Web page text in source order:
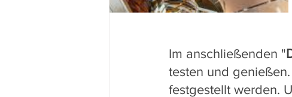
Im anschließenden "
testen und
festgestellt werden.